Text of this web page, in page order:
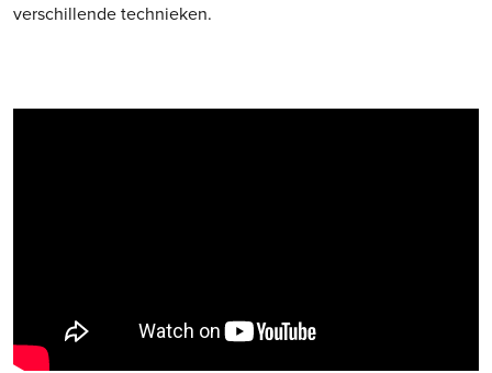
verschillende technieken.